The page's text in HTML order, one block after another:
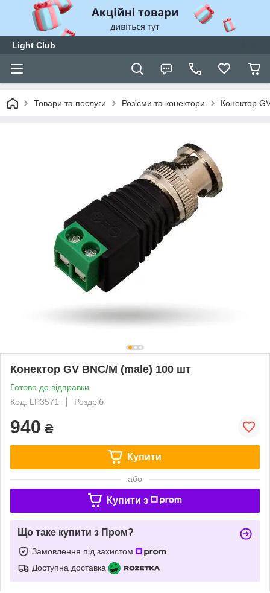
Light Club
Товари та послуги Роз'єми та конектори Конектор
Конектор GV BNC/M (male) 100 шт
Готово до відправки
Код: LP3571
Роздріб
940 ₴
Купити
або
Купити з
Що таке купити з Пром?
Замовлення під захистом
Доступна доставка